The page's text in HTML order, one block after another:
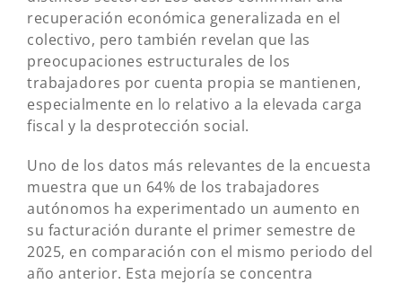
recuperación económica generalizada en el
colectivo, pero también revelan que las
preocupaciones estructurales de los
trabajadores por cuenta propia se mantienen,
especialmente en lo relativo a la elevada carga
fiscal y la desprotección social.
Uno de los datos más relevantes de la encuesta
muestra que un 64% de los trabajadores
autónomos ha experimentado un aumento en
su facturación durante el primer semestre de
2025, en comparación con el mismo periodo del
año anterior. Esta mejoría se concentra